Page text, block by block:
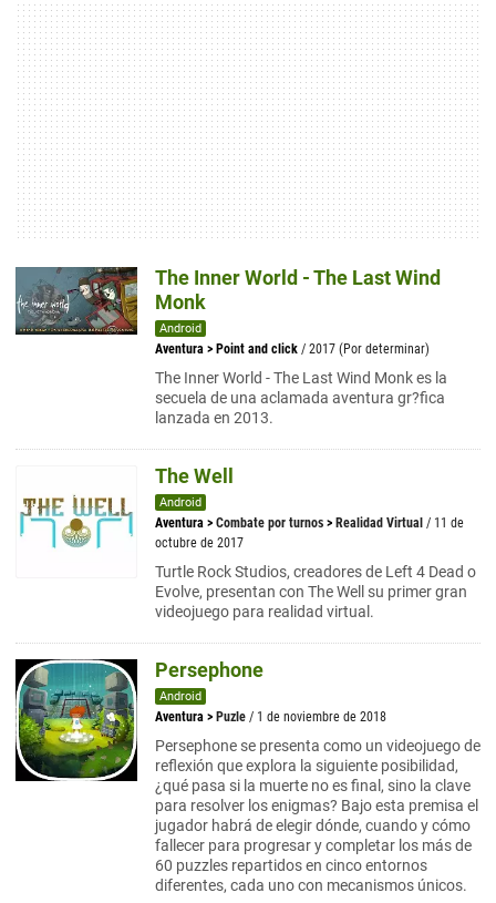
The Inner World - The Last Wind
Monk
Android
Aventura > Point and click / 2017 (Por determinar)
The Inner World - The Last Wind Monk es la
secuela de una aclamada aventura gr?fica
lanzada en 2013.
The Well
Android
Aventura > Combate por turnos > Realidad Virtual / 11 de
octubre de 2017
Turtle Rock Studios, creadores de Left 4 Dead o
Evolve, presentan con The Well su primer gran
videojuego para realidad virtual.
Persephone
Android
Aventura > Puzle / 1 de noviembre de 2018
Persephone se presenta como un videojuego de
reflexión que explora la siguiente posibilidad,
¿qué pasa si la muerte no es final, sino la clave
para resolver los enigmas? Bajo esta premisa el
jugador habrá de elegir dónde, cuando y cómo
fallecer para progresar y completar los más de
60 puzzles repartidos en cinco entornos
diferentes, cada uno con mecanismos únicos.